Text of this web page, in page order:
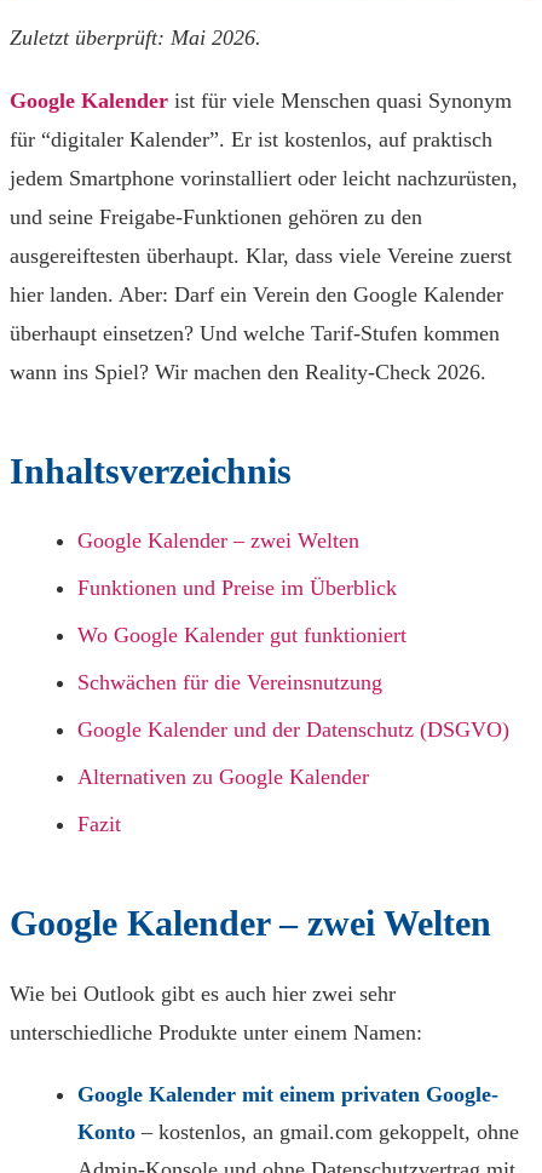
Zuletzt überprüft: Mai 2026.
Google Kalender ist für viele Menschen quasi Synonym
für “digitaler Kalender”. Er ist kostenlos, auf praktisch
jedem Smartphone vorinstalliert oder leicht nachzurüsten,
und seine Freigabe-Funktionen gehören zu den
ausgereiftesten überhaupt. Klar, dass viele Vereine zuerst
hier landen. Aber: Darf ein Verein den Google Kalender
überhaupt einsetzen? Und welche Tarif-Stufen kommen
wann ins Spiel? Wir machen den Reality-Check 2026.
Inhaltsverzeichnis
Google Kalender – zwei Welten
Funktionen und Preise im Überblick
Wo Google Kalender gut funktioniert
Schwächen für die Vereinsnutzung
Google Kalender und der Datenschutz (DSGVO)
Alternativen zu Google Kalender
Fazit
Google Kalender – zwei Welten
Wie bei Outlook gibt es auch hier zwei sehr
unterschiedliche Produkte unter einem Namen:
Google Kalender mit einem privaten Google-
Konto – kostenlos, an gmail.com gekoppelt, ohne